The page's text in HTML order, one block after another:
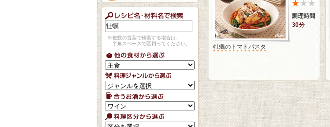
※複数の言葉で検索する場合は、
半角スペースで区切ってください。
30分
牡蠣のトマトパスタ